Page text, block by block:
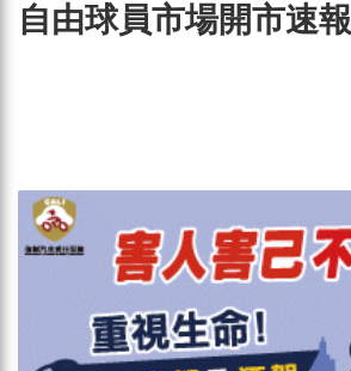
自由球員市場開市速報